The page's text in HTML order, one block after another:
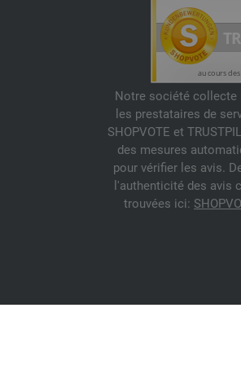
Notre société collecte
les prestataires de
SHOPVOTE et
des mesures
pour vérifier les avis.
l'authenticité des avis
trouvées ici: